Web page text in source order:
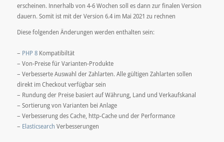
erscheinen. Innerhalb von 4-6 Wochen soll es dann zur finalen Version
dauern. Somit ist mit der Version 6.4 im Mai 2021 zu rechnen
Diese folgenden Änderungen werden enthalten sein:
– PHP 8Kompatibiltät
– Von-Preise für Varianten-Produkte
– Verbesserte Auswahl der Zahlarten. Alle gültigen Zahlarten sollen
direkt im Checkout verfügbar sein
– Rundung der Preise basiert auf Währung, Land und Verkaufskanal
– Sortierung von Varianten bei Anlage
– Verbesserung des Cache, http-Cache und der Performance
– Elasticsearch Verbesserungen